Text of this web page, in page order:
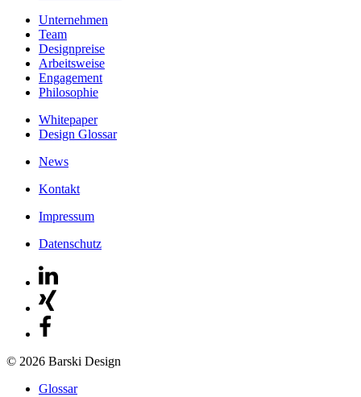
Unternehmen
Team
Designpreise
Arbeitsweise
Engagement
Philosophie
Whitepaper
Design Glossar
News
Kontakt
Impressum
Datenschutz
© 2026 Barski Design
Glossar